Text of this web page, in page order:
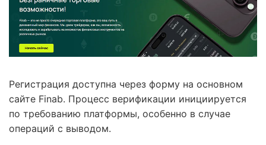
Регистрация доступна через форму на основном
сайте Finab. Процесс верификации инициируется
по требованию платформы, особенно в случае
операций с выводом.